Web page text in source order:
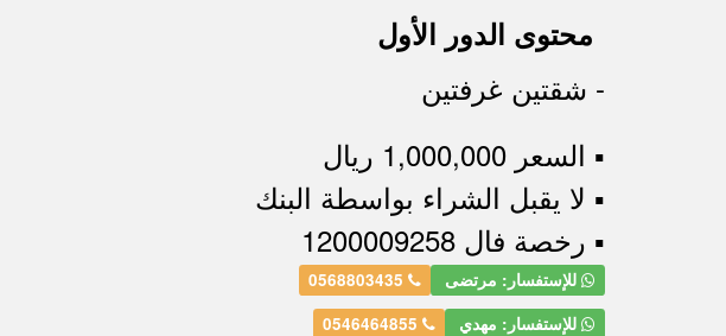
محتوى الدور الأول
- شقتين غرفتين
▪︎ السعر 1,000,000 ريال
▪︎ لا يقبل الشراء بواسطة البنك
▪︎ رخصة فال 1200009258
للإستفسار: مرتضى
للإستفسار: مهدي